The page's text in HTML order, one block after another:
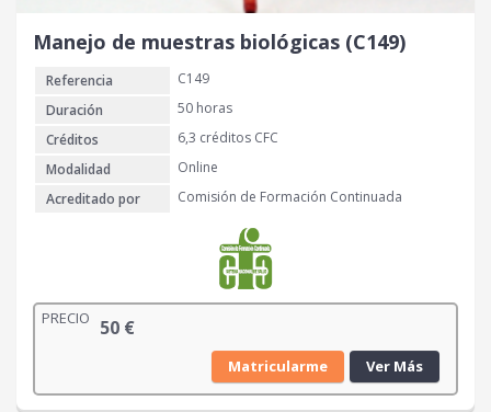
Manejo de muestras biológicas (C149)
Referencia
C149
Duración
50 horas
Créditos
6,3 créditos CFC
Modalidad
Online
Acreditado por
Comisión de Formación Continuada
PRECIO 50 €
Matricularme Ver Más